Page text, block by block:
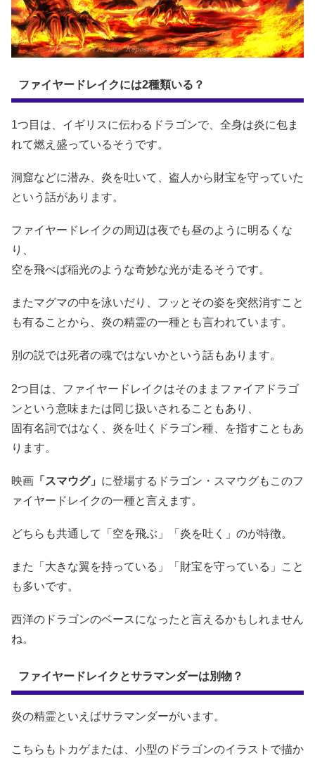
ファイヤードレイクには2種類いる？
1つ目は、イギリスに伝わるドラゴンで、全身は炎に包ま
れて燃え盛っているそうです。
洞窟などに潜み、炎を吐いて、盗人から財宝を守っていた
という話があります。
ファイヤードレイクの周辺は夜でも昼のように明るくな
り、
空を飛べば稲光のような奇妙な光が走るそうです。
またマグマの中を泳いだり、フッとその姿を突然消すこと
も有ることから、炎の精霊の一種とも言われています。
別の説では死者の魂ではないかという話もあります。
2つ目は、ファイヤードレイクはそのままファイアドラゴ
ンという意味または同じ扱いされることもあり、
固有名詞ではなく、炎を吐くドラゴン種、を指すこともあ
ります。
映画 「スマウグ」 に登場するドラゴン・スマウグもこのフ
ァイヤードレイクの一種と言えます。
どちらも共通して「空を飛ぶ」「炎を吐く」のが特徴。
また「大きな翼を持っている」「財宝を守っている」こと
も多いです。
西洋のドラゴンのベースになったと言えるかもしれません
ね。
ファイヤードレイクとサラマンダーは別物？
炎の精霊といえばサラマンダーがいます。
こちらもトカゲまたは、小型のドラゴンのイラストで描か